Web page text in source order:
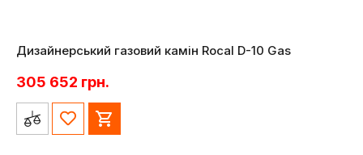
Дизайнерський газовий камін Rocal D-10 Gas
305 652 грн.